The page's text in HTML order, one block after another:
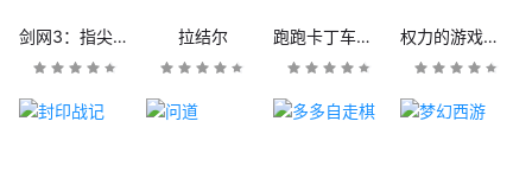
剑网3：指尖江湖 拉结尔 跑跑卡丁车官方竞速版 权力的游戏：凛冬将至